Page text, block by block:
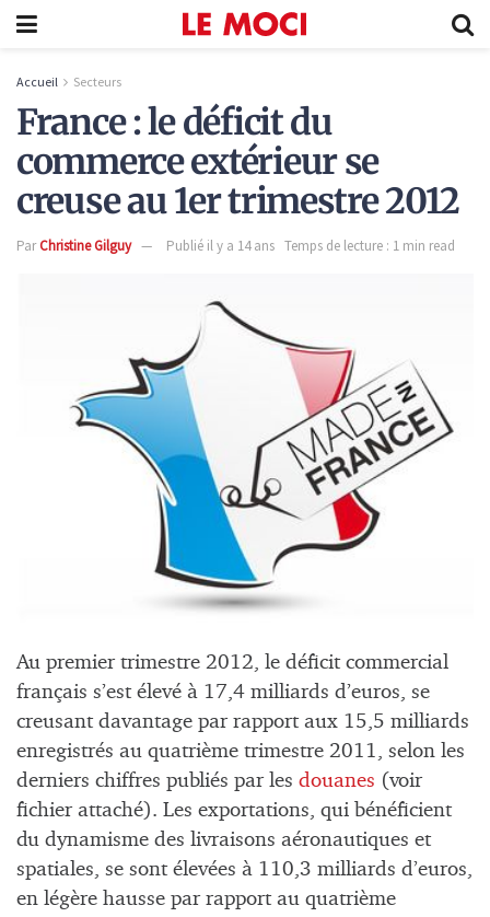
Accueil Secteurs
France : le déficit du
commerce extérieur se
creuse au 1er trimestre 2012
ParChristine Gilguy Publié il y a 14 ans Temps de lecture : 1 min read
Au premier trimestre 2012, le déficit commercial
français s’est élevé à 17,4 milliards d’euros, se
creusant davantage par rapport aux 15,5 milliards
enregistrés au quatrième trimestre 2011, selon les
derniers chiffres publiés par les douanes (voir
fichier attaché). Les exportations, qui bénéficient
du dynamisme des livraisons aéronautiques et
spatiales, se sont élevées à 110,3 milliards d’euros,
en légère hausse par rapport au quatrième